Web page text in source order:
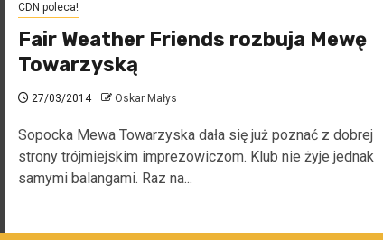
CDN poleca!
Fair Weather Friends rozbuja Mewę
Towarzyską
27/03/2014 Oskar Małys
Sopocka Mewa Towarzyska dała się już poznać z dobrej
strony trójmiejskim imprezowiczom. Klub nie żyje jednak
samymi balangami. Raz na...